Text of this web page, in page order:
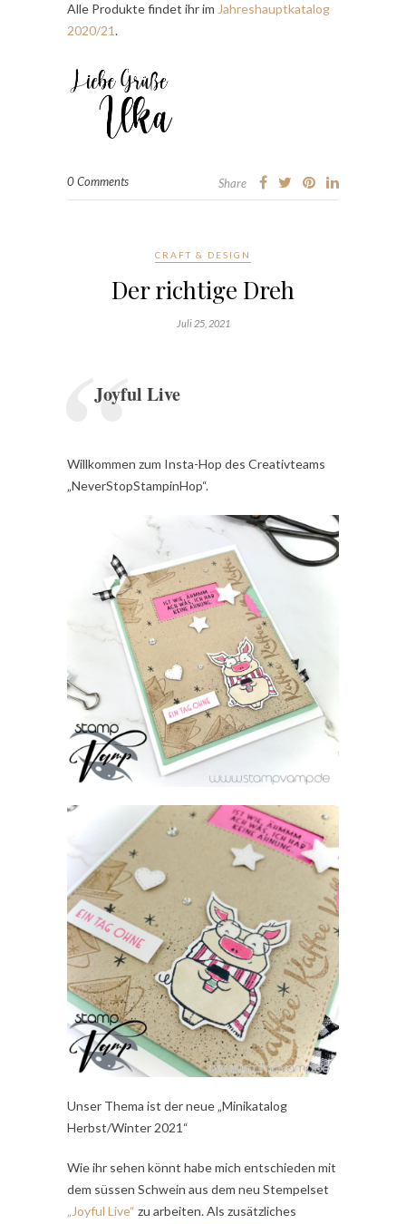
Alle Produkte findet ihr im Jahreshauptkatalog
2020/21.
0 Comments Share
CRAFT & DESIGN
Der richtige Dreh
Juli 25, 2021
Joyful Live
Willkommen zum Insta-Hop des Creativteams
„NeverStopStampinHop“.
Unser Thema ist der neue „Minikatalog
Herbst/Winter 2021“
Wie ihr sehen könnt habe mich entschieden mit
dem süssen Schwein aus dem neu Stempelset
„Joyful Live“ zu arbeiten. Als zusätzliches